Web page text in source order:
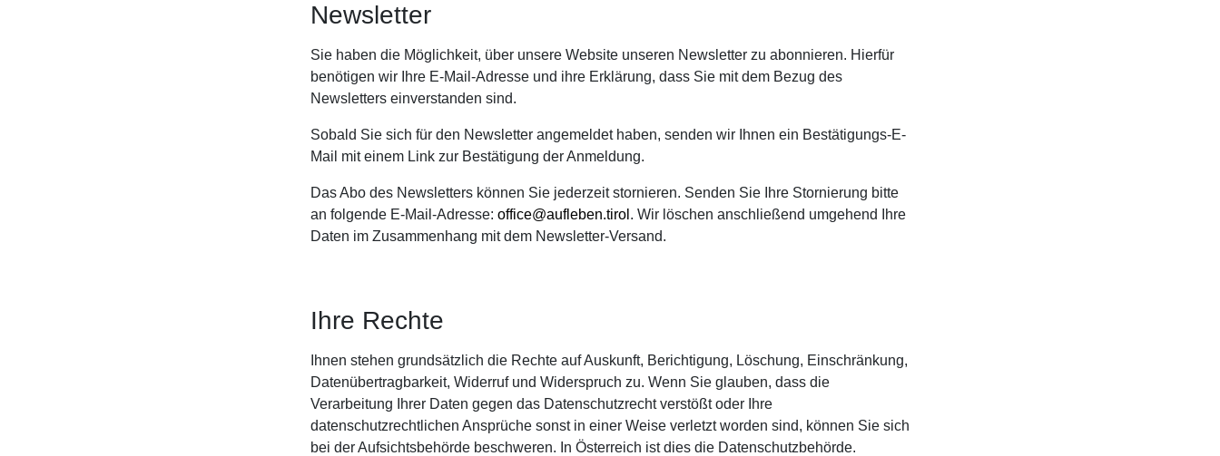
Newsletter
Sie haben die Möglichkeit, über unsere Website unseren Newsletter zu abonnieren. Hierfür
benötigen wir Ihre E-Mail-Adresse und ihre Erklärung, dass Sie mit dem Bezug des
Newsletters einverstanden sind.
Sobald Sie sich für den Newsletter angemeldet haben, senden wir Ihnen ein Bestätigungs-E-
Mail mit einem Link zur Bestätigung der Anmeldung.
Das Abo des Newsletters können Sie jederzeit stornieren. Senden Sie Ihre Stornierung bitte
an folgende E-Mail-Adresse: office@aufleben.tirol . Wir löschen anschließend umgehend Ihre
Daten im Zusammenhang mit dem Newsletter-Versand.
Ihre Rechte
Ihnen stehen grundsätzlich die Rechte auf Auskunft, Berichtigung, Löschung, Einschränkung,
Datenübertragbarkeit, Widerruf und Widerspruch zu. Wenn Sie glauben, dass die
Verarbeitung Ihrer Daten gegen das Datenschutzrecht verstößt oder Ihre
datenschutzrechtlichen Ansprüche sonst in einer Weise verletzt worden sind, können Sie sich
bei der Aufsichtsbehörde beschweren. In Österreich ist dies die Datenschutzbehörde.